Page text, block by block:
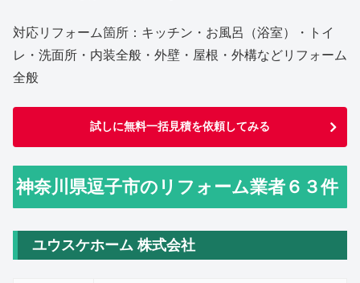
対応リフォーム箇所：キッチン・お風呂（浴室）・トイ
レ・洗面所・内装全般・外壁・屋根・外構などリフォーム
全般
試しに無料一括見積を依頼してみる
神奈川県逗子市のリフォーム業者６３件
ユウスケホーム 株式会社